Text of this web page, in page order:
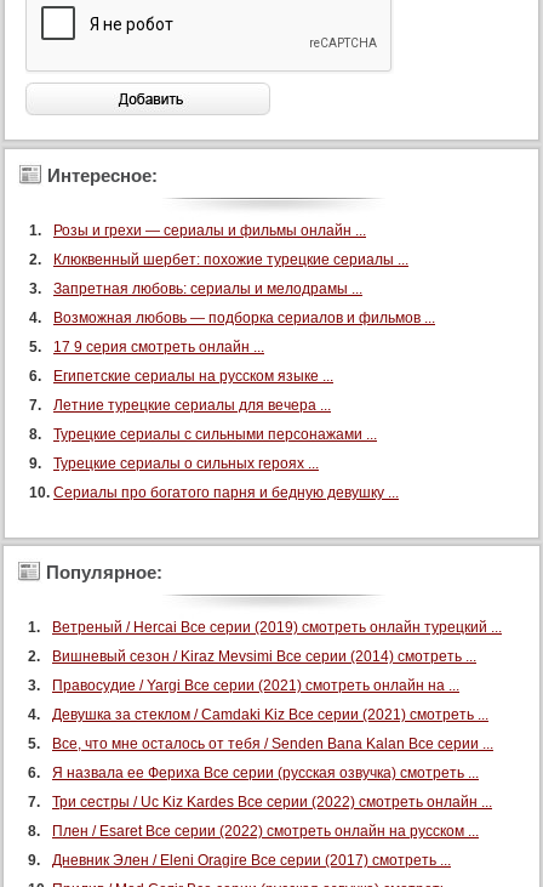
99 серия
100 серия
101 серия
102 серия
104 серия
105 серия
106 серия
107 серия
110 серия
111 серия
113 серия
115 серия
116 серия
117 серия
120 серия
121 серия
122 серия
Интересное:
Розы и грехи — сериалы и фильмы онлайн ...
Клюквенный шербет: похожие турецкие сериалы ...
Запретная любовь: сериалы и мелодрамы ...
Возможная любовь — подборка сериалов и фильмов ...
17 9 серия смотреть онлайн ...
Египетские сериалы на русском языке ...
Летние турецкие сериалы для вечера ...
Турецкие сериалы с сильными персонажами ...
Турецкие сериалы о сильных героях ...
Сериалы про богатого парня и бедную девушку ...
Популярное:
Ветреный / Hercai Все серии (2019) смотреть онлайн турецкий ...
Вишневый сезон / Kiraz Mevsimi Все серии (2014) смотреть ...
Правосудие / Yargi Все серии (2021) смотреть онлайн на ...
Девушка за стеклом / Camdaki Kiz Все серии (2021) смотреть ...
Все, что мне осталось от тебя / Senden Bana Kalan Все серии ...
Я назвала ее Фериха Все серии (русская озвучка) смотреть ...
Три сестры / Uc Kiz Kardes Все серии (2022) смотреть онлайн ...
Плен / Esaret Все серии (2022) смотреть онлайн на русском ...
Дневник Элен / Eleni Oragire Все серии (2017) смотреть ...